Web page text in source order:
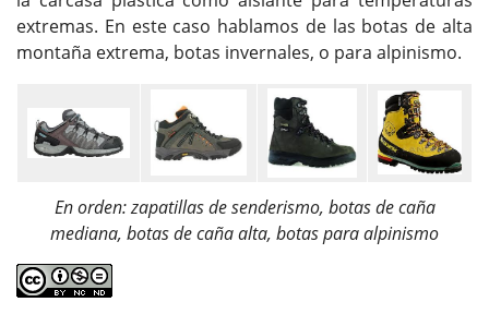
extremas. En este caso hablamos de las botas de alta
montaña extrema, botas invernales, o para alpinismo.
En orden: zapatillas de senderismo, botas de caña
mediana, botas de caña alta, botas para alpinismo